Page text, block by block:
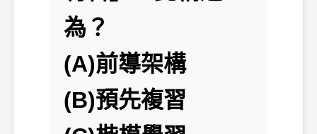
為？
(A)前導架構
(B)預先複習